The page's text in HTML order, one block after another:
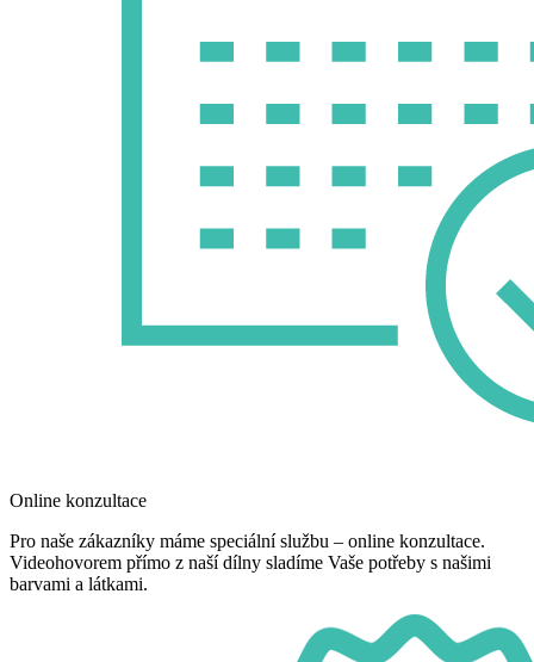
Online konzultace
Pro naše zákazníky máme speciální službu – online konzultace.
Videohovorem přímo z naší dílny sladíme Vaše potřeby s našimi
barvami a látkami.